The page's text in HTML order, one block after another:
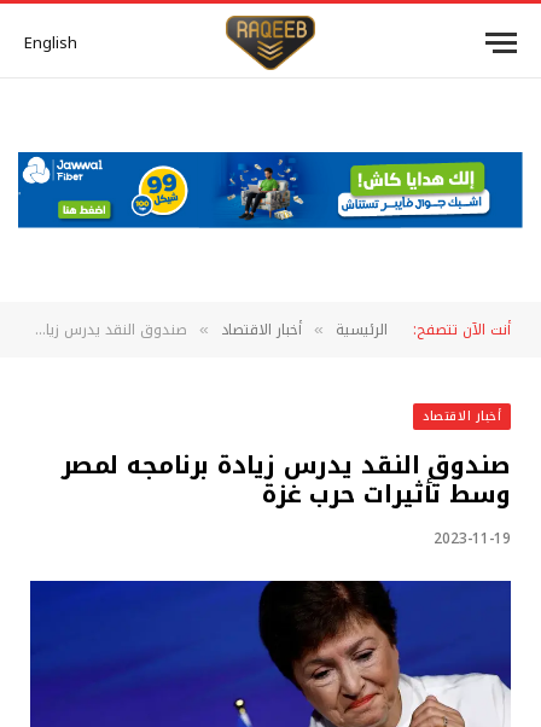
English
أنت الآن تتصفح: الرئيسية » أخبار الاقتصاد » صندوق النقد يدرس زيادة برنامجه لمصر وسط تأثيرات حرب غزة
أخبار الاقتصاد
صندوق النقد يدرس زيادة برنامجه لمصر
وسط تأثيرات حرب غزة
2023-11-19